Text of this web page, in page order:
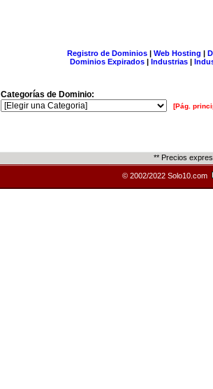
Registro de Dominios| Web Hosting |
Dominios Expirados | Industrias |
Categorías de Dominio:
[Pág.
** Precios
© 2002/2022 Solo10.com